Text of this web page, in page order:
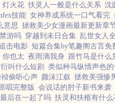
灯火花 扶灵人一般是什么关系 沈
技能 女神养成系统一口气看完
意思 拯救美少女漫画最新更新章
游吗 穿越到未日合集 乱世女人
击电影 短篇合集by笔趣阁古言免
你也太 夜雨滴我身 跟竹马是什么
叫什么短剧 类似种马纵情声色的
偷听心声 颜沫江叙 拯救美强惨
唱完整版 会说话的肘子新书来袭
后在一起了吗 扶灵和扶柩有什么